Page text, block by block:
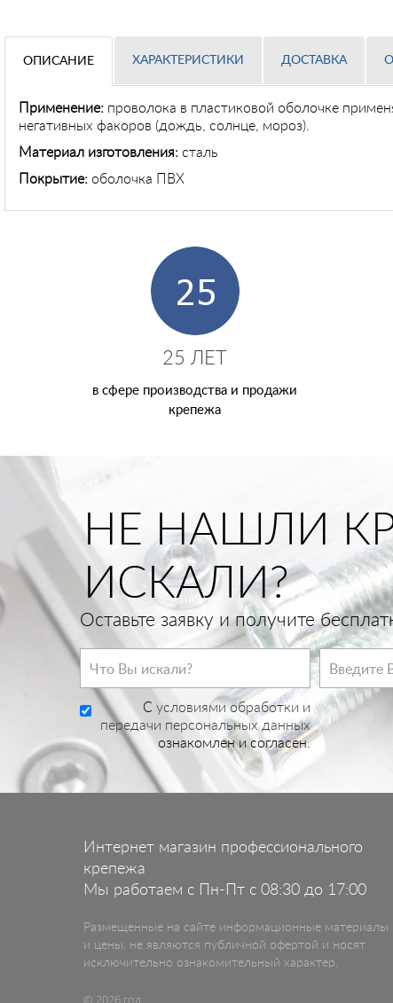
ОПИСАНИЕ ХАРАКТЕРИСТИКИ ДОСТАВКА
Применение: проволока в пластиковой оболочке
негативных факоров (дождь, солнце, мороз).
Материал изготовления: сталь
Покрытие: оболочка ПВХ
25 ЛЕТ
в сфере производства и продажи
крепежа
НЕ НАШЛИ
ИСКАЛИ?
Оставьте заявку и получите
C условиями обработки и
передачи персональных данных
ознакомлен и согласен.
Интернет магазин профессионального
крепежа
Мы работаем с Пн-Пт с 08:30 до 17:00
Размещенные на сайте информационные материалы
и цены, не являются публичной офертой и носят
исключительно ознакомительный характер.
© 2026 год